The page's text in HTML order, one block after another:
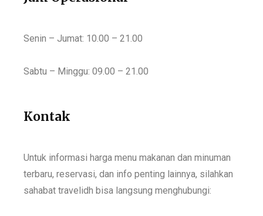
Senin – Jumat: 10.00 – 21.00
Sabtu – Minggu: 09.00 – 21.00
Kontak
Untuk informasi harga menu makanan dan minuman
terbaru, reservasi, dan info penting lainnya, silahkan
sahabat travelidh bisa langsung menghubungi: